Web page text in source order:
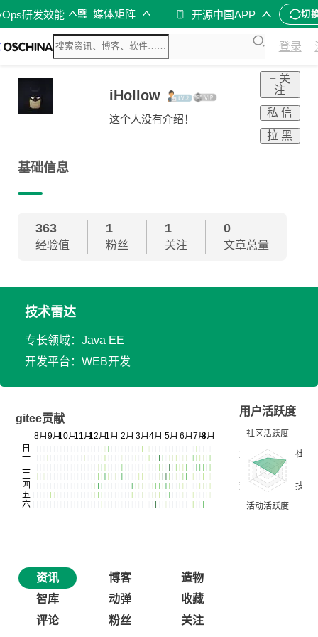
研发效能 媒体矩阵 开源中国APP 切
登录
iHollow
这个人没有介绍！
+ 关
注
私 信
拉 黑
基础信息
363
经验值
1
粉丝
1
关注
0
文章总量
技术雷达
专长领域：Java EE
开发平台：WEB开发
gitee贡献
用户活跃度
资讯 博客
造物
智库
动弹
收藏
评论
粉丝 关注